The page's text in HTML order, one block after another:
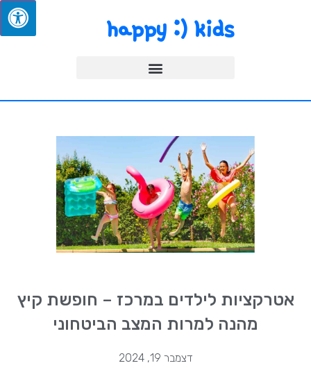
happy :) kids
אטרקציות לילדים במרכז – חופשת קיץ
מהנה למרות המצב הביטחוני
דצמבר 19, 2024